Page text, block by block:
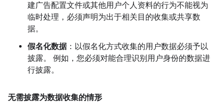
建广告配置文件或其他用户个人资料的行为不能视为
临时处理，必须声明为出于相关目的收集或共享数
据。
假名化数据：以假名化方式收集的用户数据必须予以
披露。 例如，您必须对能合理识别用户身份的数据进
行披露。
无需披露为数据收集的情形